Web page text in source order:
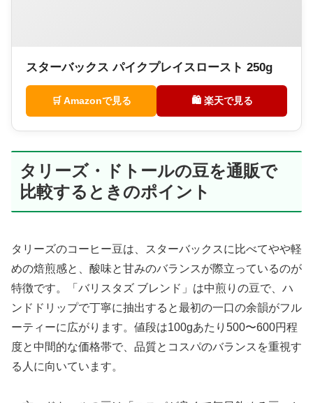
スターバックス パイクプレイスロースト 250g
🛒 Amazonで見る 🛍 楽天で見る
タリーズ・ドトールの豆を通販で
比較するときのポイント
タリーズのコーヒー豆は、スターバックスに比べてやや軽
めの焙煎感と、酸味と甘みのバランスが際立っているのが
特徴です。「バリスタズ ブレンド」は中煎りの豆で、ハ
ンドドリップで丁寧に抽出すると最初の一口の余韻がフル
ーティーに広がります。値段は100gあたり500〜600円程
度と中間的な価格帯で、品質とコスパのバランスを重視す
る人に向いています。